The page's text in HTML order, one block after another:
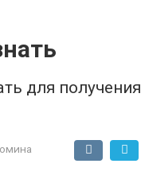
для получения